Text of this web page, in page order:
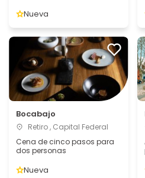
Nueva
Bocabajo
Retiro , Capital Federal
Cena de cinco pasos para
dos personas
Nueva